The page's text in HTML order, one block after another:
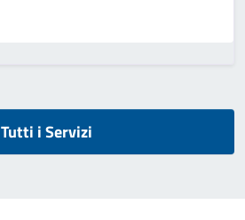
Tutti i Servizi